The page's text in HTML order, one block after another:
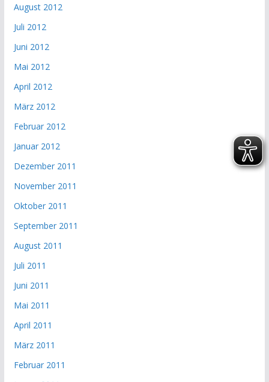
August 2012
Juli 2012
Juni 2012
Mai 2012
April 2012
März 2012
Februar 2012
Januar 2012
Dezember 2011
November 2011
Oktober 2011
September 2011
August 2011
Juli 2011
Juni 2011
Mai 2011
April 2011
März 2011
Februar 2011